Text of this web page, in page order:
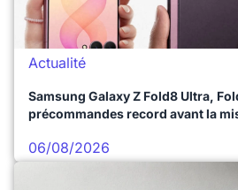
Actualité
Samsung Galaxy Z Fold8 Ultra,
précommandes record avant la
06/08/2026